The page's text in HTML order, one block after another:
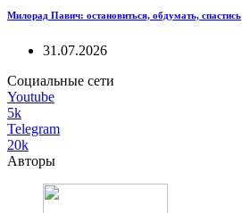
Милорад Павич: остановиться, обдумать, спастись
31.07.2026
Социальные сети
Youtube
5k
Telegram
20k
Авторы